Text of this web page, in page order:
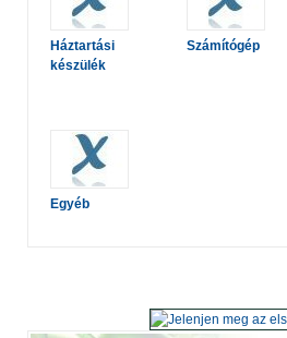
Háztartási
készülék
Számítógép
Egyéb